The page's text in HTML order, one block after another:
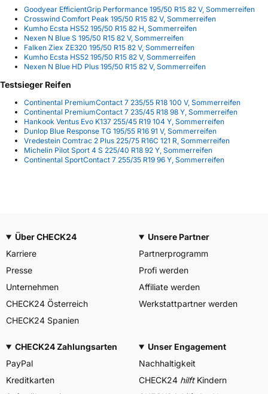
Goodyear EfficientGrip Performance 195/50 R15 82 V, Sommerreifen
Crosswind Comfort Peak 195/50 R15 82 V, Sommerreifen
Kumho Ecsta HS52 195/50 R15 82 H, Sommerreifen
Nexen N Blue S 195/50 R15 82 V, Sommerreifen
Falken Ziex ZE320 195/50 R15 82 V, Sommerreifen
Kumho Ecsta HS52 195/50 R15 82 V, Sommerreifen
Nexen N Blue HD Plus 195/50 R15 82 V, Sommerreifen
Testsieger Reifen
Continental PremiumContact 7 235/55 R18 100 V, Sommerreifen
Continental PremiumContact 7 235/45 R18 98 Y, Sommerreifen
Hankook Ventus Evo K137 255/45 R19 104 Y, Sommerreifen
Dunlop Blue Response TG 195/55 R16 91 V, Sommerreifen
Vredestein Comtrac 2 Plus 225/75 R16C 121 R, Sommerreifen
Michelin Pilot Sport 4 S 225/40 R18 92 Y, Sommerreifen
Continental SportContact 7 255/35 R19 96 Y, Sommerreifen
Über CHECK24
Karriere
Presse
Unternehmen
CHECK24 Österreich
CHECK24 Spanien
Unsere Partner
Partnerprogramm
Profi werden
Affiliate werden
Werkstattpartner werden
CHECK24 Zahlungsarten
PayPal
Kreditkarten
Unser Engagement
Nachhaltigkeit
CHECK24 hilftKindern